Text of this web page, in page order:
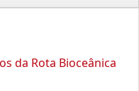
da Rota Bioceânica